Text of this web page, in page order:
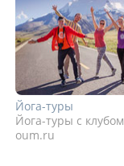
Йога-туры
Йога-туры с клубом
oum.ru